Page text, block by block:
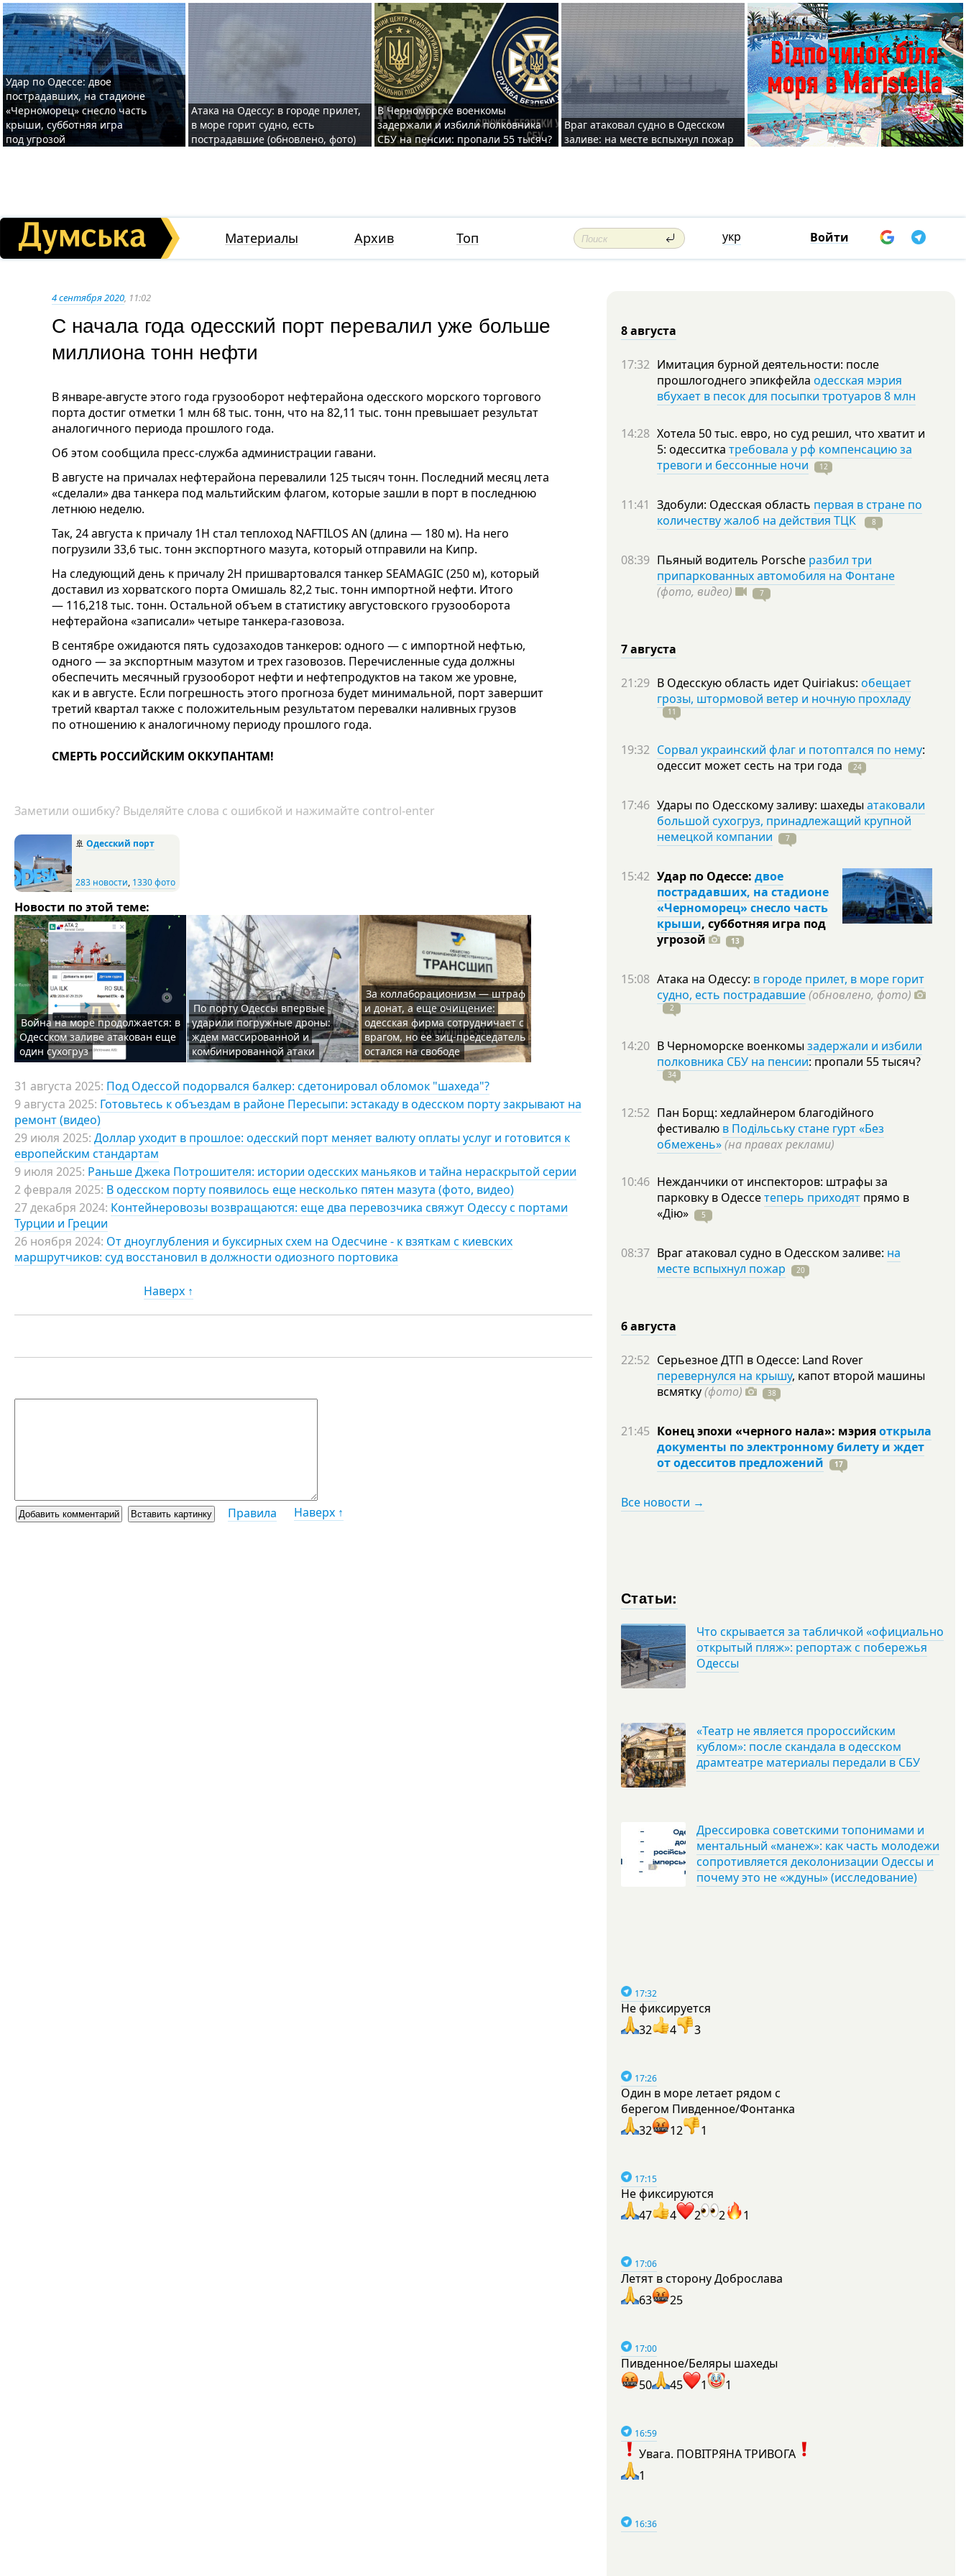
Удар по Одессе: двое
пострадавших, на стадионе
«Черноморец» снесло часть
крыши, субботняя игра
под угрозой
Атака на Одессу: в городе прилет,
в море горит судно, есть
пострадавшие (обновлено, фото)
В Черноморске военкомы
задержали и избили полковника
СБУ на пенсии: пропали 55 тысяч?
Враг атаковал судно в Одесском
заливе: на месте вспыхнул пожар
Материалы Архив Топ укр Войти
4 сентября 2020, 11:02
С начала года одесский порт перевалил уже больше
миллиона тонн нефти
В январе-августе этого года грузооборот нефтерайона одесского морского торгового
порта достиг отметки 1 млн 68 тыс. тонн, что на 82,11 тыс. тонн превышает результат
аналогичного периода прошлого года.
Об этом сообщила пресс-служба администрации гавани.
В августе на причалах нефтерайона перевалили 125 тысяч тонн. Последний месяц лета
«сделали» два танкера под мальтийским флагом, которые зашли в порт в последнюю
летнюю неделю.
Так, 24 августа к причалу 1Н стал теплоход NAFTILOS AN (длина — 180 м). На него
погрузили 33,6 тыс. тонн экспортного мазута, который отправили на Кипр.
На следующий день к причалу 2Н пришвартовался танкер SEAMAGIC (250 м), который
доставил из хорватского порта Омишаль 82,2 тыс. тонн импортной нефти. Итого
— 116,218 тыс. тонн. Остальной объем в статистику августовского грузооборота
нефтерайона «записали» четыре танкера-газовоза.
В сентябре ожидаются пять судозаходов танкеров: одного — с импортной нефтью,
одного — за экспортным мазутом и трех газовозов. Перечисленные суда должны
обеспечить месячный грузооборот нефти и нефтепродуктов на таком же уровне,
как и в августе. Если погрешность этого прогноза будет минимальной, порт завершит
третий квартал также с положительным результатом перевалки наливных грузов
по отношению к аналогичному периоду прошлого года.
СМЕРТЬ РОССИЙСКИМ ОККУПАНТАМ!
Заметили ошибку? Выделяйте слова с ошибкой и нажимайте control-enter
🚢 Одесский порт
283 новости, 1330 фото
Новости по этой теме:
Война на море продолжается: в
Одесском заливе атакован еще
один сухогруз
По порту Одессы впервые
ударили погружные дроны:
ждем массированной и
комбинированной атаки
За коллаборационизм — штраф
и донат, а еще очищение:
одесская фирма сотрудничает с
врагом, но ее зиц-председатель
остался на свободе
31 августа 2025: Под Одессой подорвался балкер: сдетонировал обломок "шахеда"?
9 августа 2025: Готовьтесь к объездам в районе Пересыпи: эстакаду в одесском порту закрывают на
ремонт (видео)
29 июля 2025: Доллар уходит в прошлое: одесский порт меняет валюту оплаты услуг и готовится к
европейским стандартам
9 июля 2025: Раньше Джека Потрошителя: истории одесских маньяков и тайна нераскрытой серии
2 февраля 2025: В одесском порту появилось еще несколько пятен мазута (фото, видео)
27 декабря 2024: Контейнеровозы возвращаются: еще два перевозчика свяжут Одессу с портами
Турции и Греции
26 ноября 2024: От дноуглубления и буксирных схем на Одесчине - к взяткам с киевских
маршрутчиков: суд восстановил в должности одиозного портовика
Наверх ↑
Правила Наверх ↑
8 августа
17:32 Имитация бурной деятельности: после
прошлогоднего эпикфейла одесская мэрия
вбухает в песок для посыпки тротуаров 8 млн
14:28 Хотела 50 тыс. евро, но суд решил, что хватит и
5: одесситка требовала у рф компенсацию за
тревоги и бессонные ночи
12
11:41 Здобули: Одесская область первая в стране по
количеству жалоб на действия ТЦК
8
08:39 Пьяный водитель Porsche разбил три
припаркованных автомобиля на Фонтане
(фото, видео)
7
7 августа
21:29 В Одесскую область идет Quiriakus: обещает
грозы, штормовой ветер и ночную прохладу
11
19:32 Сорвал украинский флаг и потоптался по нему:
одессит может сесть на три года 24
17:46 Удары по Одесскому заливу: шахеды атаковали
большой сухогруз, принадлежащий крупной
немецкой компании
7
15:42 Удар по Одессе: двое
пострадавших, на стадионе
«Черноморец» снесло часть
крыши, субботняя игра под
угрозой
13
15:08 Атака на Одессу: в городе прилет, в море горит
судно, есть пострадавшие(обновлено, фото)
2
14:20 В Черноморске военкомы задержали и избили
полковника СБУ на пенсии: пропали 55тысяч?
34
12:52 Пан Борщ: хедлайнером благодійного
фестивалю в Подільську стане гурт «Без
обмежень»(на правах реклами)
10:46 Нежданчики от инспекторов: штрафы за
парковку в Одессетеперь приходят прямо в
«Дію»
5
08:37 Враг атаковал судно в Одесском заливе: на
месте вспыхнул пожар
20
6 августа
22:52 Серьезное ДТП в Одессе: Land Rover
перевернулся на крышу, капот второй машины
всмятку(фото) 38
21:45 Конец эпохи «черного нала»: мэрияоткрыла
документы по электронному билету и ждет
от одесситов предложений
17
Все новости →
Статьи:
Что скрывается за табличкой «официально
открытый пляж»: репортаж с побережья
Одессы
«Театр не является пророссийским
кублом»: после скандала в одесском
драмтеатре материалы передали в СБУ
Дрессировка советскими топонимами и
ментальный «манеж»: как часть молодежи
сопротивляется деколонизации Одессы и
почему это не «ждуны» (исследование)
17:32
Не фиксируется
32
4 3
17:26
Один в море летает рядом с
берегом Пивденное/Фонтанка
32
12 1
17:15
Не фиксируются
47
4 2 2 1
17:06
Летят в сторону Доброслава
63
25
17:00
Пивденное/Беляры шахеды
50
45 1 1
16:59
Увага. ПОВІТРЯНА ТРИВОГА
1
16:36